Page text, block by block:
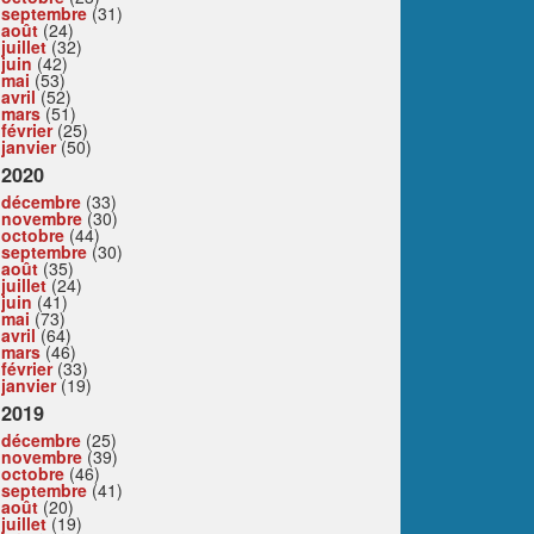
septembre (31)
août (24)
juillet(32)
juin (42)
mai (53)
avril(52)
mars(51)
février(25)
janvier(50)
2020
décembre (33)
novembre (30)
octobre (44)
septembre (30)
août (35)
juillet(24)
juin (41)
mai (73)
avril(64)
mars(46)
février(33)
janvier(19)
2019
décembre (25)
novembre (39)
octobre (46)
septembre (41)
août (20)
juillet(19)